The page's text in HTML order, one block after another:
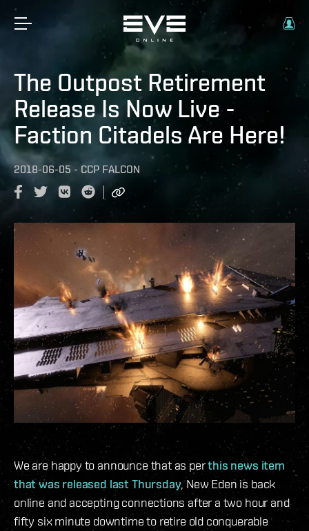
The Outpost Retirement
Release Is Now Live -
Faction Citadels Are Here!
2018-06-05 - CCP FALCON
We are happy to announce that as perthis news item
that was released last Thursday , New Eden is back
online and accepting connections after a two hour and
fifty six minute downtime to retire old conquerable